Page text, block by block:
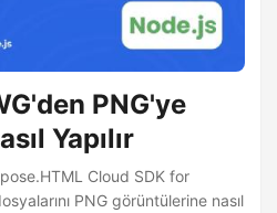
PNG'ye
Yapılır
Cloud SDK for
PNG görüntülerine nasıl